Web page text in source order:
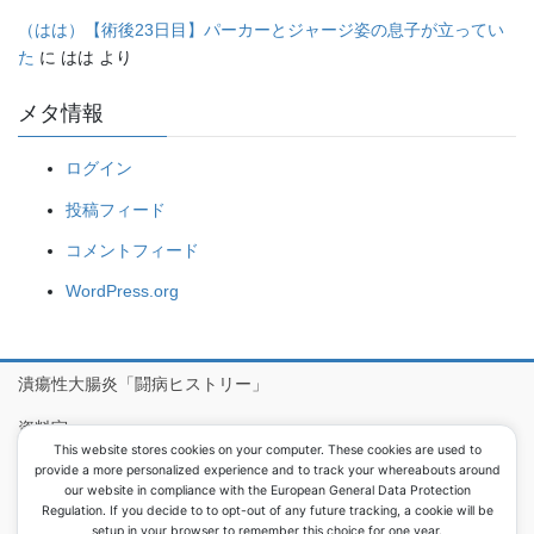
（はは）【術後23日目】パーカーとジャージ姿の息子が立ってい
た に はは より
メタ情報
ログイン
投稿フィード
コメントフィード
WordPress.org
潰瘍性大腸炎「闘病ヒストリー」
資料室
病院食アルバム
This website stores cookies on your computer. These cookies are used to
provide a more personalized experience and to track your whereabouts around
our website in compliance with the European General Data Protection
Regulation. If you decide to to opt-out of any future tracking, a cookie will be